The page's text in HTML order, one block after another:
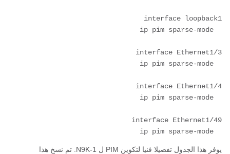
يوفر هذا الجدول تفصيلا فنيا لتكوين PIM ل N9K-1. تم نسخ هذا